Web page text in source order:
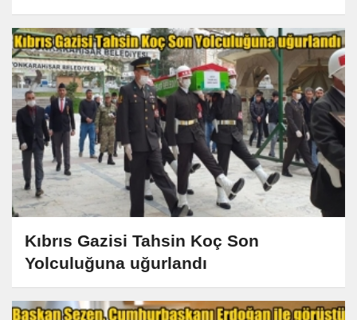
Kıbrıs Gazisi Tahsin Koç Son
Yolculuğuna uğurlandı